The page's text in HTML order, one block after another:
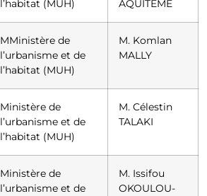
l’habitat (MUH)
AQUITEME
MMinistère de
l’urbanisme et de
l’habitat (MUH)
M. Komlan
MALLY
Ministère de
l’urbanisme et de
l’habitat (MUH)
M. Célestin
TALAKI
Ministère de
l’urbanisme et de
M. Issifou
OKOULOU-